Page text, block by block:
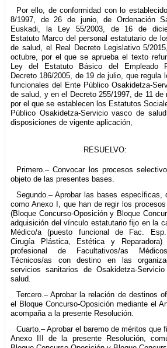
Por ello, de conformidad con lo
8/1997, de 26 de junio, de Ordenación
Euskadi, la Ley 55/2003, de 16 de
Estatuto Marco del personal estatutario de
de salud, el Real Decreto Legislativo 5/
octubre, por el que se aprueba el texto
Ley del Estatuto Básico del Empleado
Decreto 186/2005, de 19 de julio, que regula
funcionales del Ente Público Osakidetza-
de salud, y en el Decreto 255/1997, de 11 de
por el que se establecen los Estatutos
Público Osakidetza-Servicio vasco de
disposiciones de vigente aplicación,
RESUELVO:
Primero.– Convocar los procesos
objeto de las presentes bases.
Segundo.– Aprobar las bases específicas,
como Anexo I, que han de regir los
(Bloque Concurso-Oposición y Bloque
adquisición del vínculo estatutario fijo en la
Médico/a (puesto funcional de Fac.
Cirugía Plástica, Estética y Reparadora)
profesional de Facultativos/as
Técnicos/as con destino en las
servicios sanitarios de Osakidetza-
salud.
Tercero.– Aprobar la relación de destinos
el Bloque Concurso-Oposición mediante el
acompaña a la presente Resolución.
Cuarto.– Aprobar el baremo de méritos que
Anexo III de la presente Resolución,